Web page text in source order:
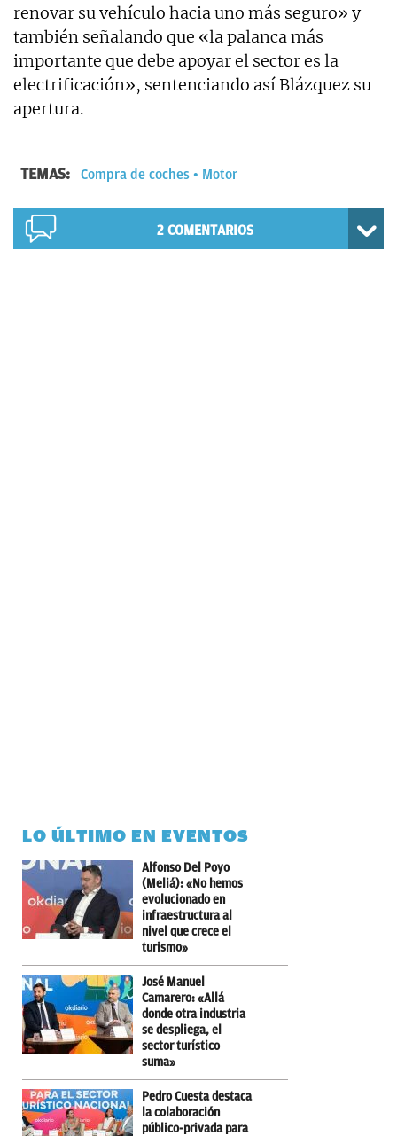
renovar su vehículo hacia uno más seguro» y
también señalando que «la palanca más
importante que debe apoyar el sector es la
electrificación», sentenciando así Blázquez su
apertura.
TEMAS: Compra de coches Motor
2 COMENTARIOS
LO ÚLTIMO EN EVENTOS
Alfonso Del Poyo
(Meliá): «No hemos
evolucionado en
infraestructura al
nivel que crece el
turismo»
José Manuel
Camarero: «Allá
donde otra industria
se despliega, el
sector turístico
suma»
Pedro Cuesta destaca
la colaboración
público-privada para